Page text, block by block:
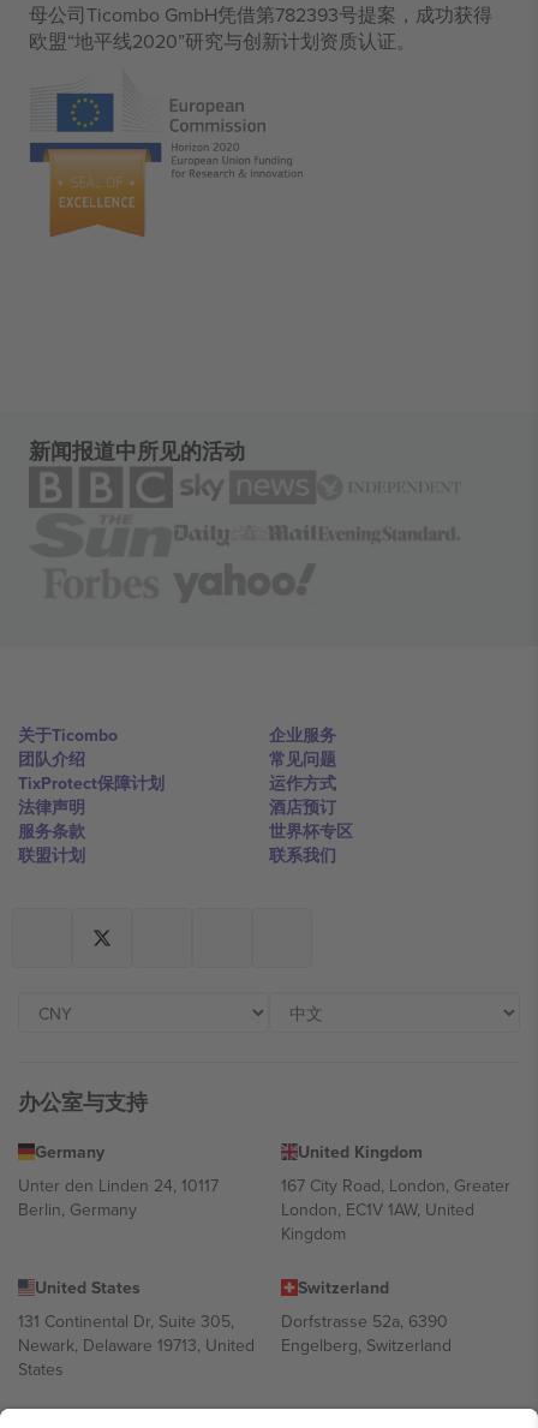
母公司Ticombo GmbH凭借第782393号提案，成功获得
欧盟“地平线2020”研究与创新计划资质认证。
新闻报道中所见的活动
关于Ticombo
团队介绍
TixProtect保障计划
法律声明
服务条款
联盟计划
企业服务
常见问题
运作方式
酒店预订
世界杯专区
联系我们
办公室与支持
Germany
Unter den Linden 24, 10117
Berlin, Germany
United Kingdom
167 City Road, London, Greater
London, EC1V 1AW, United
Kingdom
United States
131 Continental Dr, Suite 305,
Newark, Delaware 19713, United
States
Switzerland
Dorfstrasse 52a, 6390
Engelberg, Switzerland